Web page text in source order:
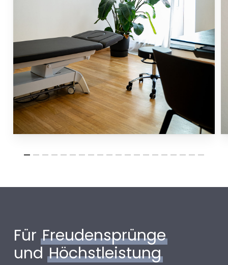
Für Freudensprünge
und Höchstleistung